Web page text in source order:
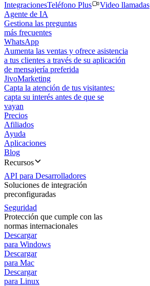
IntegracionesTeléfono Plus Video llamadas
Agente de IA
Gestiona las preguntas
más frecuentes
WhatsApp
Aumenta las ventas y ofrece asistencia
a tus clientes a través de su aplicación
de mensajería preferida
JivoMarketing
Capta la atención de tus visitantes:
capta su interés antes de que se
vayan
Precios
Afiliados
Ayuda
Aplicaciones
Blog
Recursos
API para Desarrolladores
Soluciones de integración
preconfiguradas
Seguridad
Protección que cumple con las
normas internacionales
Descargar
para Windows
Descargar
para Mac
Descargar
para Linux